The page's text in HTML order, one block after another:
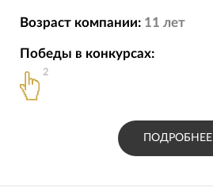
Возраст компании: 11 лет
Победы в конкурсах:
2
ПОДРОБНЕЕ